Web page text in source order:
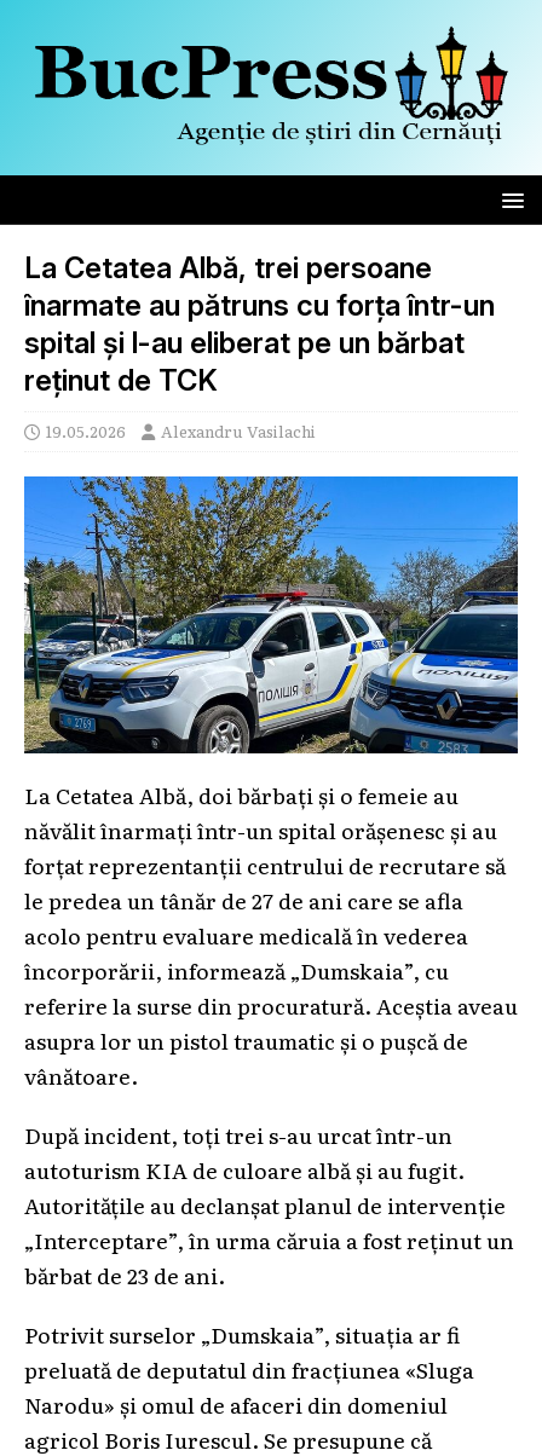
La Cetatea Albă, trei persoane
înarmate au pătruns cu forța într-un
spital și l-au eliberat pe un bărbat
reținut de TCK
19.05.2026 Alexandru Vasilachi
La Cetatea Albă, doi bărbați și o femeie au
năvălit înarmați într-un spital orășenesc și au
forțat reprezentanții centrului de recrutare să
le predea un tânăr de 27 de ani care se afla
acolo pentru evaluare medicală în vederea
încorporării, informează „Dumskaia”, cu
referire la surse din procuratură. Aceștia aveau
asupra lor un pistol traumatic și o pușcă de
vânătoare.
După incident, toți trei s-au urcat într-un
autoturism KIA de culoare albă și au fugit.
Autoritățile au declanșat planul de intervenție
„Interceptare”, în urma căruia a fost reținut un
bărbat de 23 de ani.
Potrivit surselor „Dumskaia”, situația ar fi
preluată de deputatul din fracțiunea «Sluga
Narodu» și omul de afaceri din domeniul
agricol Boris Iurescul. Se presupune că